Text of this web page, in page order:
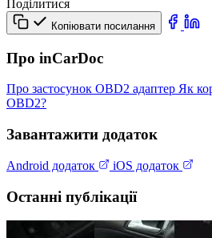
Поділитися
Копіювати посилання
Про inCarDoc
Про застосунок OBD2 адаптер Як
OBD2?
Завантажити додаток
Android додаток iOS додаток
Останні публікації